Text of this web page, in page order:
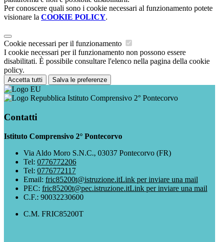
Per conoscere quali sono i cookie necessari al funzionamento potete
visionare la COOKIE POLICY.
Cookie necessari per il funzionamento
I cookie necessari per il funzionamento non possono essere
disabilitati. È possibile consultare l'elenco nella pagina della cookie
policy.
Accetta tutti Salva le preferenze
Istituto Comprensivo 2° Pontecorvo
Contatti
Istituto Comprensivo 2° Pontecorvo
Via Aldo Moro S.N.C., 03037 Pontecorvo (FR)
Tel: 0776772206
Tel: 0776772117
Email: fric85200t@istruzione.itLink per inviare una mail
PEC: fric85200t@pec.istruzione.itLink per inviare una mail
C.F.: 90032230600
C.M. FRIC85200T